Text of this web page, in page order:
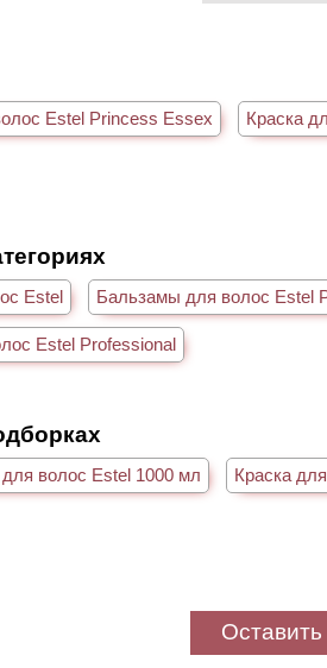
Estel Princess Essex Краска
Estel Бальзамы для волос Estel
Estel Professional
волос Estel 1000 мл Краска